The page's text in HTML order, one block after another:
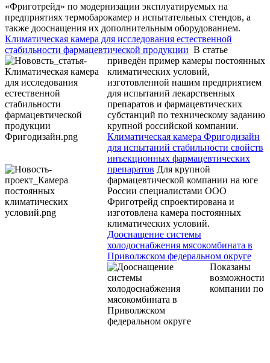
«Фриготрейд» по модернизации эксплуатируемых на
предприятиях термобарокамер и испытательных стендов, а
также дооснащения их дополнительным оборудованием.
Климатическая камера для исследования естественной
стабильности фармацевтической продукции В статье
приведён пример камеры постоянных
климатических условий,
изготовленной нашим предприятием
для испытаний лекарственных
препаратов и фармацевтических
субстанций по техническому заданию
крупной российской компании.
Климатическая камера Фригодизайн
для испытаний стабильности свойств
инъекционных фармацевтических
препаратов Для крупной
фармацевтической компании на юге
России специалистами ООО
Фриготрейд спроектирована и
изготовлена камера постоянных
климатических условий.
Дооснащение системы
холодоснабжения мясокомбината в
Приволжском федеральном округе
Показаны
возможности
компании по